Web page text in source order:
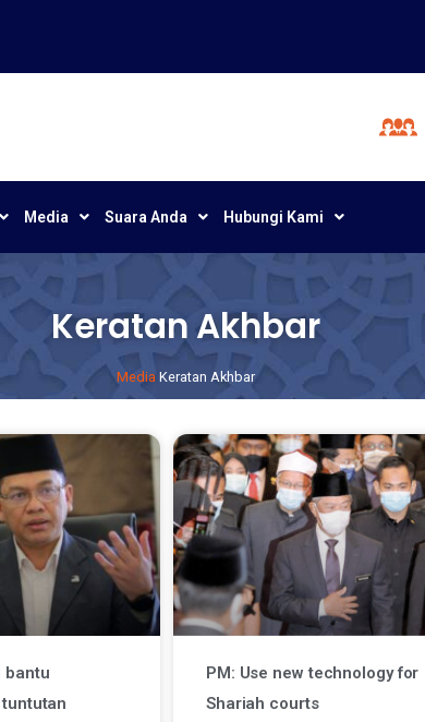
Media Suara Anda Hubungi Kami
Keratan Akhbar
Media Keratan Akhbar
bantu
PM: Use new technology for
Shariah courts